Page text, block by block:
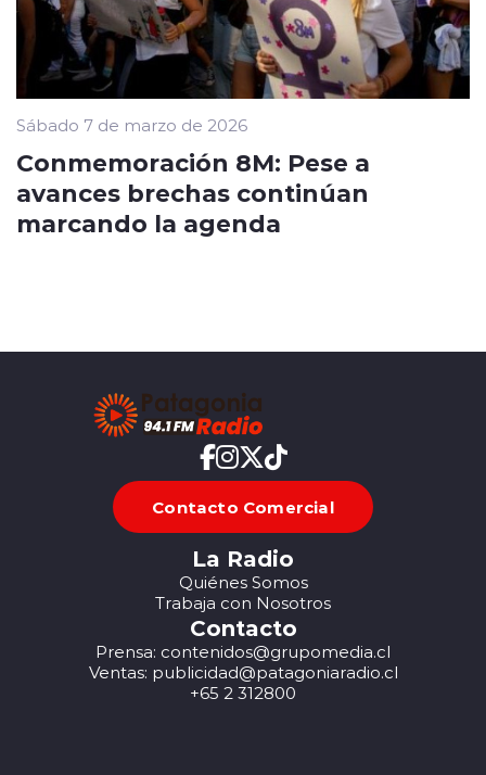
Sábado 7 de marzo de 2026
Conmemoración 8M: Pese a
avances brechas continúan
marcando la agenda
Contacto Comercial
La Radio
Quiénes Somos
Trabaja con Nosotros
Contacto
Prensa: contenidos@grupomedia.cl
Ventas: publicidad@patagoniaradio.cl
+65 2 312800